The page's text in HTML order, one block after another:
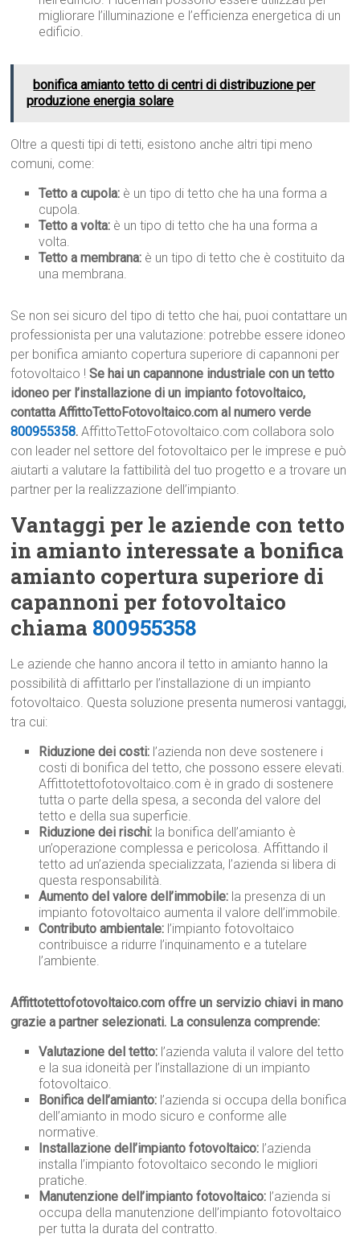
migliorare l’illuminazione e l’efficienza energetica di un
edificio.
bonifica amianto tetto di centri di distribuzione per
produzione energia solare
Oltre a questi tipi di tetti, esistono anche altri tipi meno
comuni, come:
Tetto a cupola: è un tipo di tetto che ha una forma a
cupola.
Tetto a volta: è un tipo di tetto che ha una forma a
volta.
Tetto a membrana: è un tipo di tetto che è costituito da
una membrana.
Se non sei sicuro del tipo di tetto che hai, puoi contattare un
professionista per una valutazione: potrebbe essere idoneo
per bonifica amianto copertura superiore di capannoni per
fotovoltaico !Se hai un capannone industriale con un tetto
idoneo per l’installazione di un impianto fotovoltaico,
contatta AffittoTettoFotovoltaico.com al numero verde
800955358. AffittoTettoFotovoltaico.com collabora solo
con leader nel settore del fotovoltaico per le imprese e può
aiutarti a valutare la fattibilità del tuo progetto e a trovare un
partner per la realizzazione dell’impianto.
Vantaggi per le aziende con tetto
in amianto interessate a bonifica
amianto copertura superiore di
capannoni per fotovoltaico
chiama 800955358
Le aziende che hanno ancora il tetto in amianto hanno la
possibilità di affittarlo per l’installazione di un impianto
fotovoltaico. Questa soluzione presenta numerosi vantaggi,
tra cui:
Riduzione dei costi: l’azienda non deve sostenere i
costi di bonifica del tetto, che possono essere elevati.
Affittotettofotovoltaico.com è in grado di sostenere
tutta o parte della spesa, a seconda del valore del
tetto e della sua superficie.
Riduzione dei rischi: la bonifica dell’amianto è
un’operazione complessa e pericolosa. Affittando il
tetto ad un’azienda specializzata, l’azienda si libera di
questa responsabilità.
Aumento del valore dell’immobile: la presenza di un
impianto fotovoltaico aumenta il valore dell’immobile.
Contributo ambientale: l’impianto fotovoltaico
contribuisce a ridurre l’inquinamento e a tutelare
l’ambiente.
Affittotettofotovoltaico.com offre un servizio chiavi in mano
grazie a partner selezionati. La consulenza comprende:
Valutazione del tetto: l’azienda valuta il valore del tetto
e la sua idoneità per l’installazione di un impianto
fotovoltaico.
Bonifica dell’amianto: l’azienda si occupa della bonifica
dell’amianto in modo sicuro e conforme alle
normative.
Installazione dell’impianto fotovoltaico: l’azienda
installa l’impianto fotovoltaico secondo le migliori
pratiche.
Manutenzione dell’impianto fotovoltaico: l’azienda si
occupa della manutenzione dell’impianto fotovoltaico
per tutta la durata del contratto.